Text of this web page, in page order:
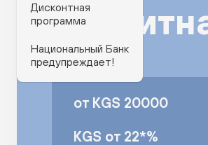
Дисконтная
программа
Национальный Банк
предупреждает!
от KGS 20000
KGS от 22*%